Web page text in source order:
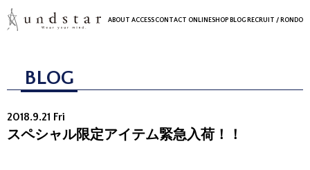
ABOUT ACCESSCONTACT ONLINESHOP BLOG RECRUIT / RONDO
BLOG
2018.9.21 Fri
スペシャル限定アイテム緊急入荷！！